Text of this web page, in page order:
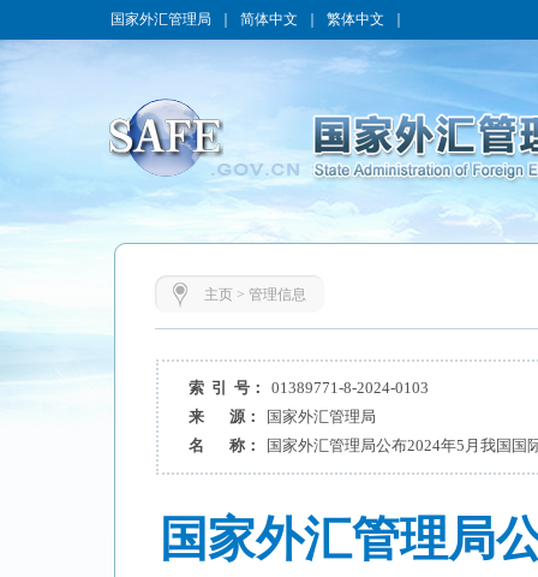
国家外汇管理局 简体中文 繁体中文
主页> 管理信息
索 引 号：
01389771-8-2024-0103
来 源：
国家外汇管理局
名 称：
国家外汇管理局公布2024年5月我国国
国家外汇管理局